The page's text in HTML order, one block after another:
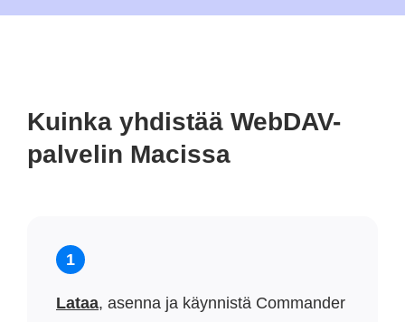
Kuinka yhdistää WebDAV-
palvelin Macissa
1
Lataa, asenna ja käynnistä Commander